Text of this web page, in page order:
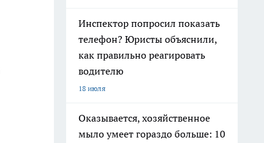
Инспектор попросил показать
телефон? Юристы объяснили,
как правильно реагировать
водителю
18 июля
Оказывается, хозяйственное
мыло умеет гораздо больше: 10